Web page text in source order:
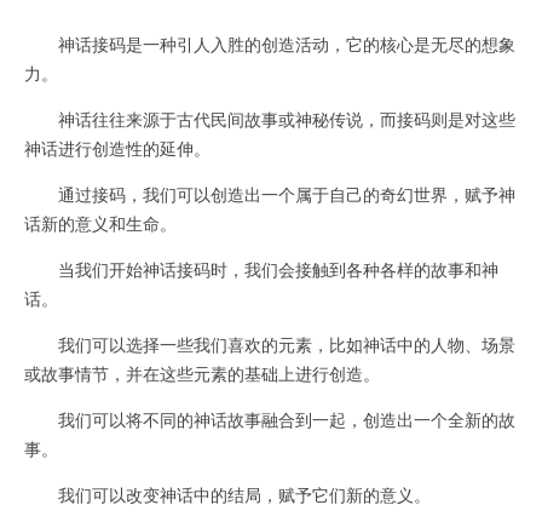
神话接码是一种引人入胜的创造活动，它的核心是无尽的想象
力。
神话往往来源于古代民间故事或神秘传说，而接码则是对这些
神话进行创造性的延伸。
通过接码，我们可以创造出一个属于自己的奇幻世界，赋予神
话新的意义和生命。
当我们开始神话接码时，我们会接触到各种各样的故事和神
话。
我们可以选择一些我们喜欢的元素，比如神话中的人物、场景
或故事情节，并在这些元素的基础上进行创造。
我们可以将不同的神话故事融合到一起，创造出一个全新的故
事。
我们可以改变神话中的结局，赋予它们新的意义。